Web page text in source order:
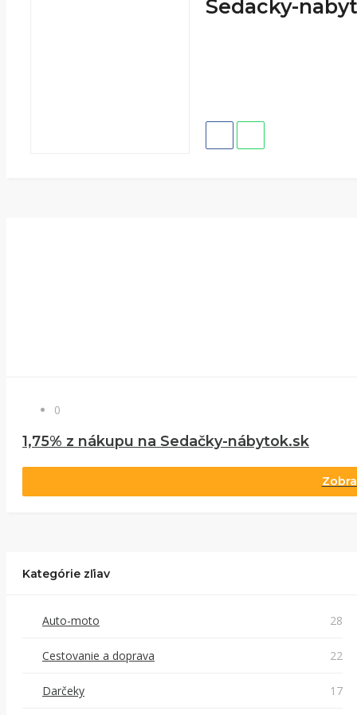
Sedacky-
0
1,75% z nákupu na Sedačky-nábytok.sk
Kategórie zľiav
Auto-moto 28
Cestovanie a doprava 22
Darčeky 17